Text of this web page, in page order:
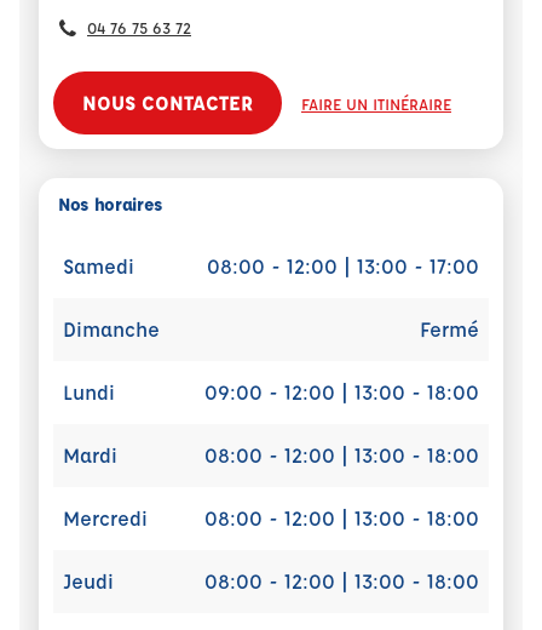
04 76 75 63 72
NOUS CONTACTER FAIRE UN ITINÉRAIRE
Nos horaires
Samedi 08:00 - 12:00 | 13:00 - 17:00
Dimanche Fermé
Lundi 09:00 - 12:00 | 13:00 - 18:00
Mardi 08:00 - 12:00 | 13:00 - 18:00
Mercredi 08:00 - 12:00 | 13:00 - 18:00
Jeudi 08:00 - 12:00 | 13:00 - 18:00